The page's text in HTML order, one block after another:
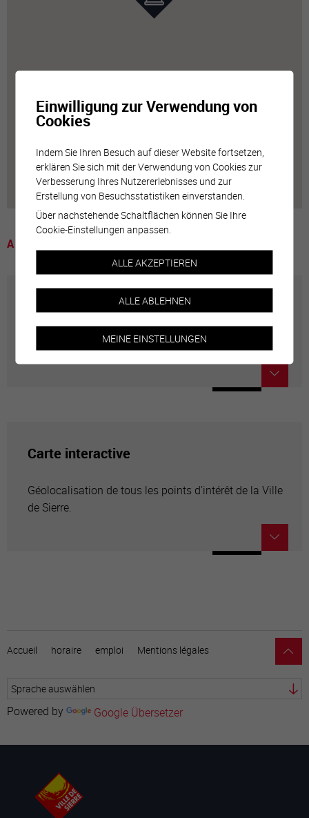
A voir
Annuaire communal
Adresses utiles en ville de Sierre
Carte interactive
Géolocalisation de tous les points d'intérêt de la Ville
de Sierre.
Accueil horaire emploi Mentions légales
Powered by Google Übersetzer
Einwilligung zur Verwendung von
Cookies
Indem Sie Ihren Besuch auf dieser Website fortsetzen,
erklären Sie sich mit der Verwendung von Cookies zur
Verbesserung Ihres Nutzererlebnisses und zur
Erstellung von Besuchsstatistiken einverstanden.
Über nachstehende Schaltflächen können Sie Ihre
Cookie-Einstellungen anpassen.
ALLE AKZEPTIEREN
ALLE ABLEHNEN
MEINE EINSTELLUNGEN